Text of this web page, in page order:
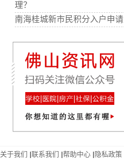
理？
南海桂城新市民积分入户申
关于我们 |联系我们 |帮助中心 |隐私政策